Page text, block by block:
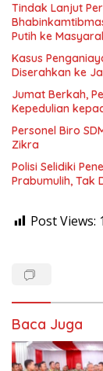
Tindak Lanjut
Putih ke
Kasus
Diserahkan ke
Jumat Berkah,
Kepedulian
Personel Biro
Zikra
Polisi Selidiki
Prabumulih, Tak
Post Views:
Baca Juga